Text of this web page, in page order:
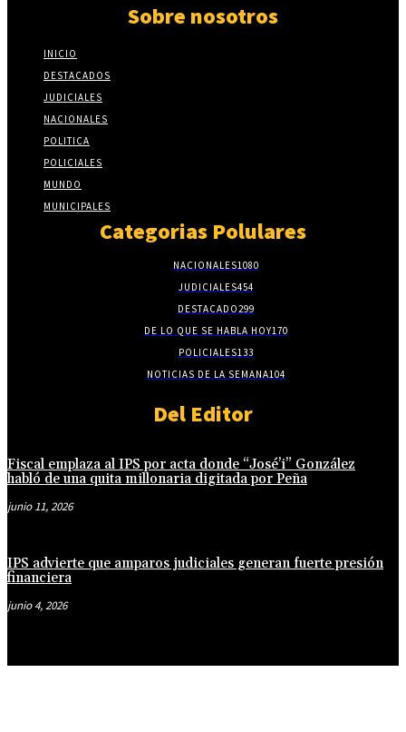
Sobre nosotros
INICIO
DESTACADOS
JUDICIALES
NACIONALES
POLITICA
POLICIALES
MUNDO
MUNICIPALES
Categorias Polulares
NACIONALES1080
JUDICIALES454
DESTACADO299
DE LO QUE SE HABLA HOY170
POLICIALES133
NOTICIAS DE LA SEMANA104
Del Editor
Fiscal emplaza al IPS por acta donde “José’i” González
habló de una quita millonaria digitada por Peña
junio 11, 2026
IPS advierte que amparos judiciales generan fuerte presión
financiera
junio 4, 2026